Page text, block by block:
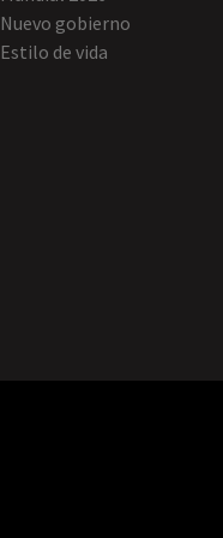
Nuevo gobierno
Estilo de vida